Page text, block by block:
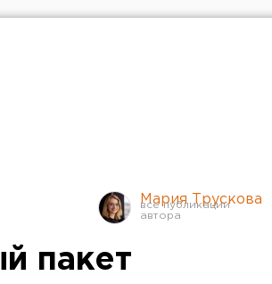
Мария Трускова
пакет